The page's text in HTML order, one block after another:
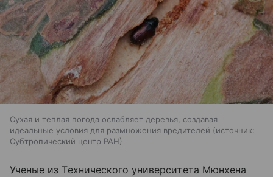
Сухая и теплая погода ослабляет деревья, создавая
идеальные условия для размножения вредителей
источник:
Субтропический центр РАН
Ученые из Технического университета Мюнхена